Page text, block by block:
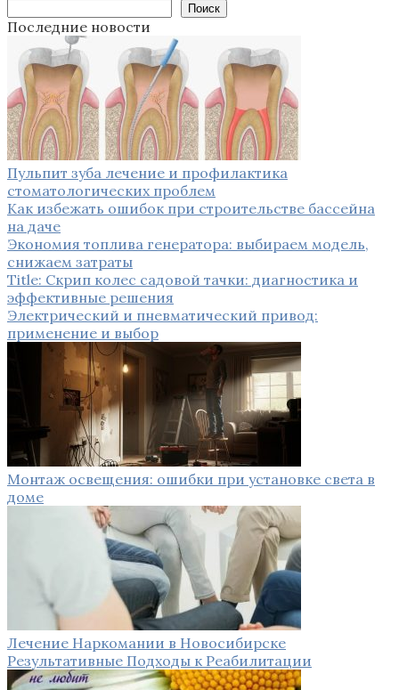
Поиск
Последние новости
Пульпит зуба лечение и профилактика
стоматологических проблем
Как избежать ошибок при строительстве бассейна
на даче
Экономия топлива генератора: выбираем модель,
снижаем затраты
Title: Скрип колес садовой тачки: диагностика и
эффективные решения
Электрический и пневматический привод:
применение и выбор
Монтаж освещения: ошибки при установке света в
доме
Лечение Наркомании в Новосибирске
Результативные Подходы к Реабилитации